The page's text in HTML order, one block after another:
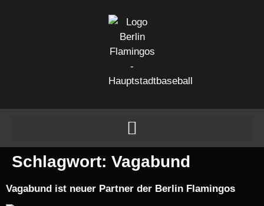
Schlagwort: Vagabund
Vagabund ist neuer Partner der Berlin Flamingos